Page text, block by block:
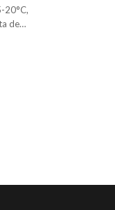
20°C,
de